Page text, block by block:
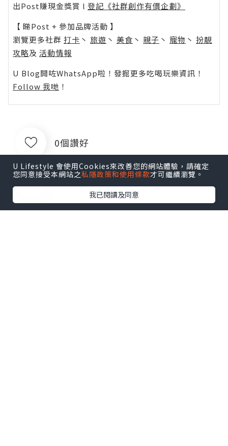
出Post賺現金獎賞 l 登記《社群創作有價企劃》
【 睇Post + 參加品牌活動 】
瀏覽更多社群 打卡 丶 旅遊 丶 美食 丶 親子 丶 寵物 丶 扮靚
攻略及 活動情報
U Blog開咗WhatsApp啦！發掘更多吃喝玩樂資訊！
Follow 我哋 ！
0個讚好
收藏
U Lifestyle 會使用Cookies來改善您的網站體驗，請確定
您同意接受本網站之私隱政策和使用條款才可繼續瀏覽。
我已閱讀及同意